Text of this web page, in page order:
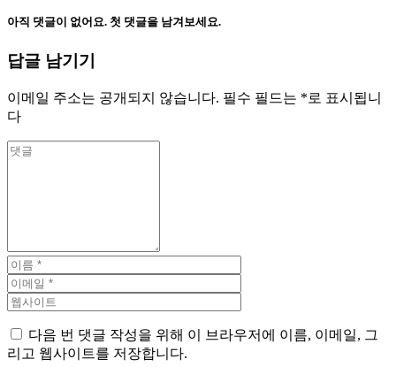
아직 댓글이 없어요. 첫 댓글을 남겨보세요.
답글 남기기
이메일 주소는 공개되지 않습니다. 필수 필드는 *로 표시됩니
다
다음 번 댓글 작성을 위해 이 브라우저에 이름, 이메일, 그
리고 웹사이트를 저장합니다.